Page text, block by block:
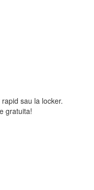
sau la locker.
gratuita!